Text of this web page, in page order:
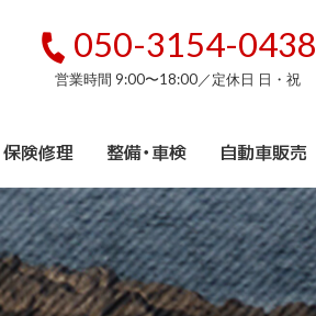
050-3154-0438
営業時間 9:00〜18:00／定休日 日・祝
保険修理 整備・車検 自動車販売